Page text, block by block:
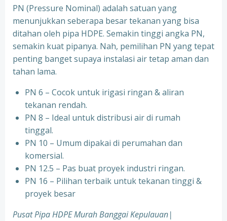
PN (Pressure Nominal) adalah satuan yang
menunjukkan seberapa besar tekanan yang bisa
ditahan oleh pipa HDPE. Semakin tinggi angka PN,
semakin kuat pipanya. Nah, pemilihan PN yang tepat
penting banget supaya instalasi air tetap aman dan
tahan lama.
PN 6 – Cocok untuk irigasi ringan & aliran
tekanan rendah.
PN 8 – Ideal untuk distribusi air di rumah
tinggal.
PN 10 – Umum dipakai di perumahan dan
komersial.
PN 12.5 – Pas buat proyek industri ringan.
PN 16 – Pilihan terbaik untuk tekanan tinggi &
proyek besar
Pusat Pipa HDPE Murah Banggai Kepulauan|